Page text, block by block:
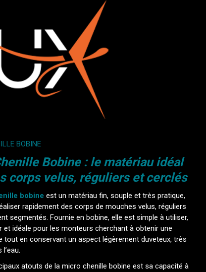
BOBINE
Bobine : le matériau idéal
corps velus, réguliers et cerclés
bobine est un matériau fin, souple et très pratique,
rapidement des corps de mouches velus, réguliers
segmentés. Fournie en bobine, elle est simple à utiliser,
et idéale pour les monteurs cherchant à obtenir une
tout en conservant un aspect légèrement duveteux, très
atouts de la micro chenille bobine est sa capacité à